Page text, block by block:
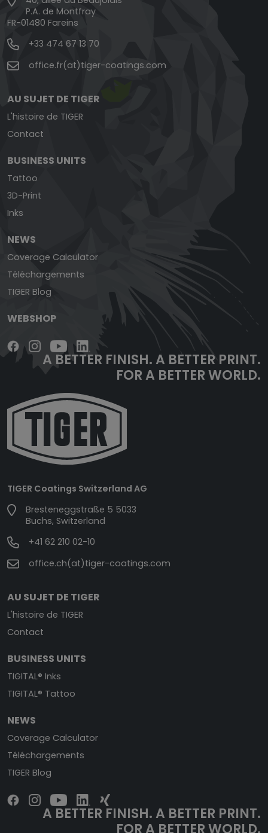
P.A. de Montfray
FR-01480 Fareins
+33 474 67 13 70
office.fr(at)tiger-coatings.com
AU SUJET DE TIGER
L'histoire de TIGER
Contact
BUSINESS UNITS
Tattoo
3D-Print
Inks
NEWS
Coverage Calculator
Téléchargements
TIGER Blog
WEBSHOP
A BETTER FINISH.A BETTER PRINT.
FOR A BETTER WORLD.
TIGER Coatings Switzerland AG
Bresteneggstraße 5 5033
Buchs, Switzerland
+41 62 210 02-10
office.ch(at)tiger-coatings.com
AU SUJET DE TIGER
L'histoire de TIGER
Contact
BUSINESS UNITS
TIGITAL® Inks
TIGITAL® Tattoo
NEWS
Coverage Calculator
Téléchargements
TIGER Blog
A BETTER FINISH. A BETTER PRINT.